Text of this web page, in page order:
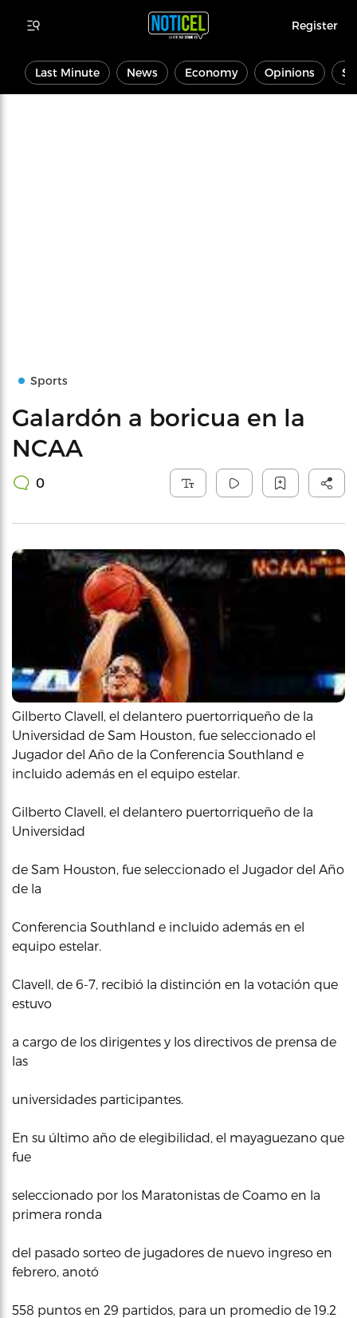
Register
Last Minute News Economy Opinions
Sports
Galardón a boricua en la
NCAA
0
Gilberto Clavell, el delantero puertorriqueño de la
Universidad de Sam Houston, fue seleccionado el
Jugador del Año de la Conferencia Southland e
incluido además en el equipo estelar.
Gilberto Clavell, el delantero puertorriqueño de la
Universidad
de Sam Houston, fue seleccionado el Jugador del Año
de la
Conferencia Southland e incluido además en el
equipo estelar.
Clavell, de 6-7, recibió la distinción en la votación que
estuvo
a cargo de los dirigentes y los directivos de prensa de
las
universidades participantes.
En su último año de elegibilidad, el mayaguezano que
fue
seleccionado por los Maratonistas de Coamo en la
primera ronda
del pasado sorteo de jugadores de nuevo ingreso en
febrero, anotó
558 puntos en 29 partidos, para un promedio de 19.2